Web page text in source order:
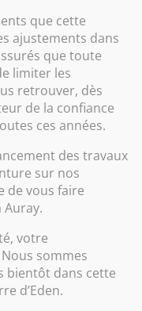
que cette
ajustements dans
que toute
limiter les
retrouver, dès
de la confiance
ces années.
des travaux
sur nos
de vous faire
votre
sommes
bientôt dans cette
d’Eden.